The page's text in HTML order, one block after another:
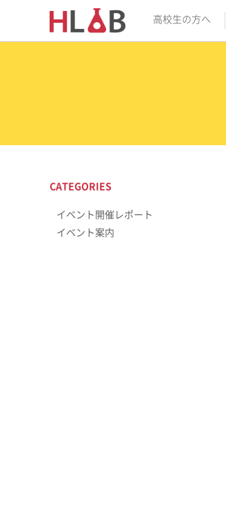
高校生の方へ
CATEGORIES
イベント開催レポート
イベント案内